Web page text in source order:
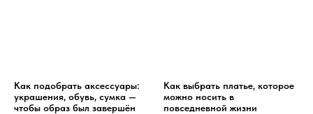
Как подобрать аксессуары:
украшения, обувь, сумка —
чтобы образ был завершён
Как выбрать платье, которое
можно носить в
повседневной жизни